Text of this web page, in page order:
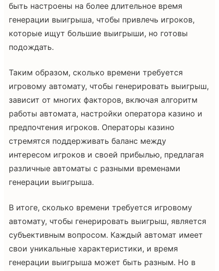
быть настроены на более длительное время
генерации выигрыша, чтобы привлечь игроков,
которые ищут большие выигрыши, но готовы
подождать.
Таким образом, сколько времени требуется
игровому автомату, чтобы генерировать выигрыш,
зависит от многих факторов, включая алгоритм
работы автомата, настройки оператора казино и
предпочтения игроков. Операторы казино
стремятся поддерживать баланс между
интересом игроков и своей прибылью, предлагая
различные автоматы с разными временами
генерации выигрыша.
В итоге, сколько времени требуется игровому
автомату, чтобы генерировать выигрыш, является
субъективным вопросом. Каждый автомат имеет
свои уникальные характеристики, и время
генерации выигрыша может быть разным. Но в